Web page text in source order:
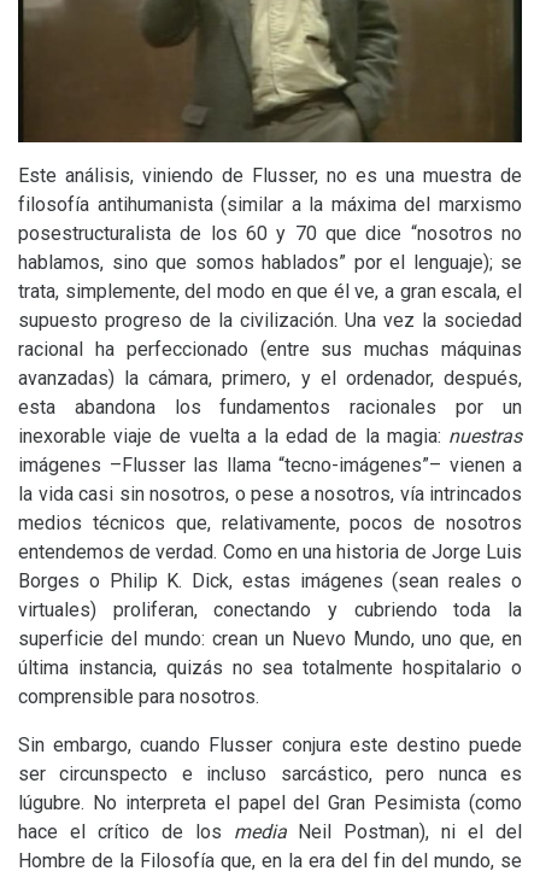
Este análisis, viniendo de Flusser, no es una muestra de
filosofía antihumanista (similar a la máxima del marxismo
posestructuralista de los 60 y 70 que dice “nosotros no
hablamos, sino que somos hablados” por el lenguaje); se
trata, simplemente, del modo en que él ve, a gran escala, el
supuesto progreso de la civilización. Una vez la sociedad
racional ha perfeccionado (entre sus muchas máquinas
avanzadas) la cámara, primero, y el ordenador, después,
esta abandona los fundamentos racionales por un
inexorable viaje de vuelta a la edad de la magia: nuestras
imágenes –Flusser las llama “tecno-imágenes”– vienen a
la vida casi sin nosotros, o pese a nosotros, vía intrincados
medios técnicos que, relativamente, pocos de nosotros
entendemos de verdad. Como en una historia de Jorge Luis
Borges o Philip K. Dick, estas imágenes (sean reales o
virtuales) proliferan, conectando y cubriendo toda la
superficie del mundo: crean un Nuevo Mundo, uno que, en
última instancia, quizás no sea totalmente hospitalario o
comprensible para nosotros.
Sin embargo, cuando Flusser conjura este destino puede
ser circunspecto e incluso sarcástico, pero nunca es
lúgubre. No interpreta el papel del Gran Pesimista (como
hace el crítico de los mediaNeil Postman), ni el del
Hombre de la Filosofía que, en la era del fin del mundo, se